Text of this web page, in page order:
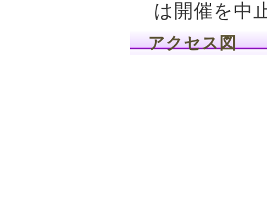
は開催を中
アクセス図